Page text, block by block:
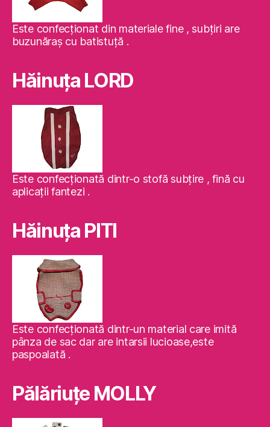
Este confecţionat din materiale fine , subţiri are
buzunăraş cu batistuţă .
Hăinuţa LORD
Este confecţionată dintr-o stofă subţire , fină cu
aplicaţii fantezi .
Hăinuţa PITI
Este confecţionată dintr-un material care imită
pânza de sac dar are intarsii lucioase,este
paspoalată .
Pălăriuţe MOLLY